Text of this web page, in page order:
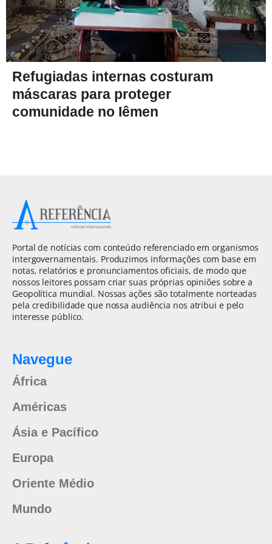
Refugiadas internas costuram
máscaras para proteger
comunidade no Iêmen
Portal de notícias com conteúdo referenciado em organismos
intergovernamentais. Produzimos informações com base em
notas, relatórios e pronunciamentos oficiais, de modo que
nossos leitores possam criar suas próprias opiniões sobre a
Geopolítica mundial. Nossas ações são totalmente norteadas
pela credibilidade que nossa audiência nos atribui e pelo
interesse público.
Navegue
África
Américas
Ásia e Pacífico
Europa
Oriente Médio
Mundo